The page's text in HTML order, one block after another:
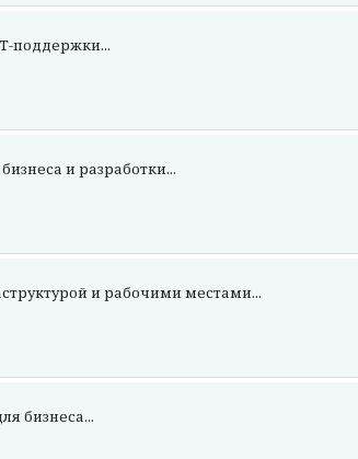
поддержки...
и разработки...
и рабочими местами...
бизнеса...